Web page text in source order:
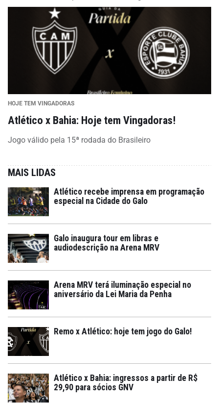
HOJE TEM VINGADORAS
Atlético x Bahia: Hoje tem Vingadoras!
Jogo válido pela 15ª rodada do Brasileiro
MAIS LIDAS
Atlético recebe imprensa em programação
especial na Cidade do Galo
Galo inaugura tour em libras e
audiodescrição na Arena MRV
Arena MRV terá iluminação especial no
aniversário da Lei Maria da Penha
Remo x Atlético: hoje tem jogo do Galo!
Atlético x Bahia: ingressos a partir de R$
29,90 para sócios GNV